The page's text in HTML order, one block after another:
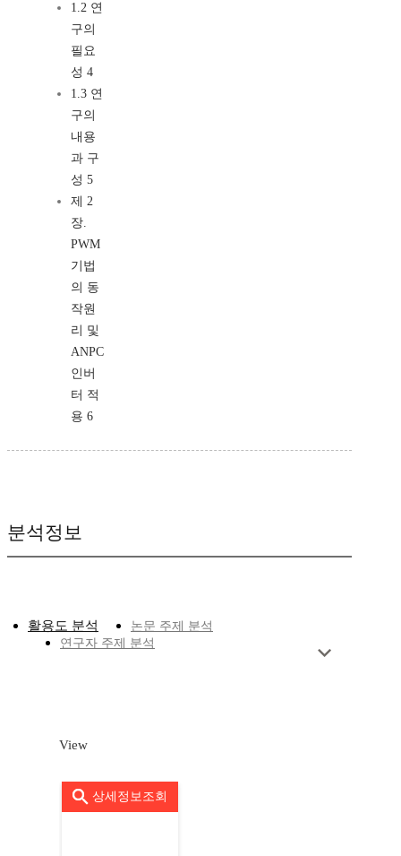
1.2 연
구의
필요
성 4
1.3 연
구의
내용
과 구
성 5
제 2
장.
PWM
기법
의 동
작원
리 및
ANPC
인버
터 적
용 6
분석정보
활용도 분석
논문 주제 분석
연구자 주제 분석
View
상세정보조회